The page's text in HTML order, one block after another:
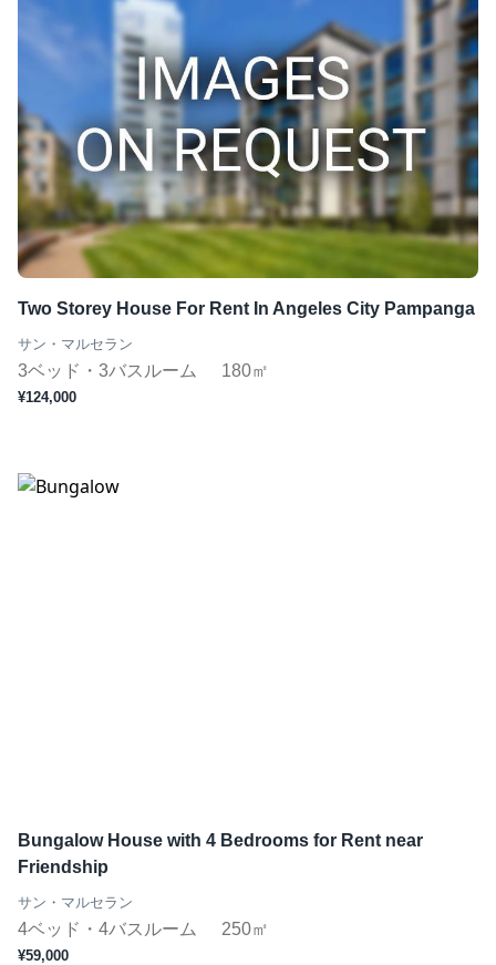
Two Storey House For Rent In Angeles City Pampanga
サン・マルセラン
3ベッド・3バスルーム 180㎡
¥124,000
Bungalow House with 4 Bedrooms for Rent near
Friendship
サン・マルセラン
4ベッド・4バスルーム 250㎡
¥59,000